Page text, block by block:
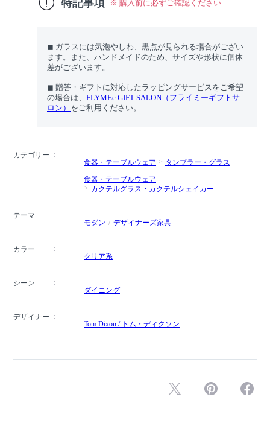
特記事項 ※ 購入前に必ずご確認ください
◼︎ ガラスには気泡やしわ、黒点が見られる場合がござい
ます。また、ハンドメイドのため、サイズや形状に個体
差がございます。
◼︎ 贈答・ギフトに対応したラッピングサービスをご希望
の場合は、 FLYMEe GIFT SALON（フライミーギフトサ
ロン） をご利用ください。
カテゴリー
食器・テーブルウェア
タンブラー・グラス
食器・テーブルウェア
カクテルグラス・カクテルシェイカー
テーマ
モダン
デザイナーズ家具
カラー
クリア系
シーン
ダイニング
デザイナー
Tom Dixon / トム・ディクソン